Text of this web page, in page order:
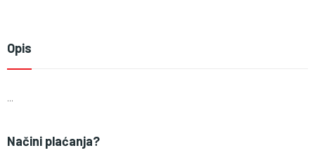
Opis
...
Načini plaćanja?